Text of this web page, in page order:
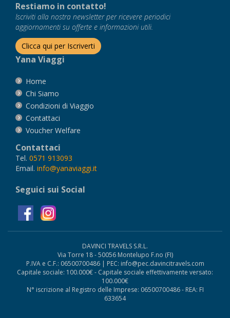
Restiamo in contatto!
Iscriviti alla nostra newsletter per ricevere periodici
aggiornamenti su offerte e informazioni utili.
Clicca qui per Iscriverti
Yana Viaggi
Home
Chi Siamo
Condizioni di Viaggio
Contattaci
Voucher Welfare
Contattaci
Tel. 0571 913093
Email. info@yanaviaggi.it
Seguici sui Social
DAVINCI TRAVELS S.R.L.
Via Torre 18 - 50056 Montelupo F.no (FI)
P.IVA e C.F.: 06500700486 | PEC: info@pec.davincitravels.com
Capitale sociale: 100.000€ - Capitale sociale effettivamente versato:
100.000€
N° iscrizione al Registro delle Imprese: 06500700486 - REA: FI
633654